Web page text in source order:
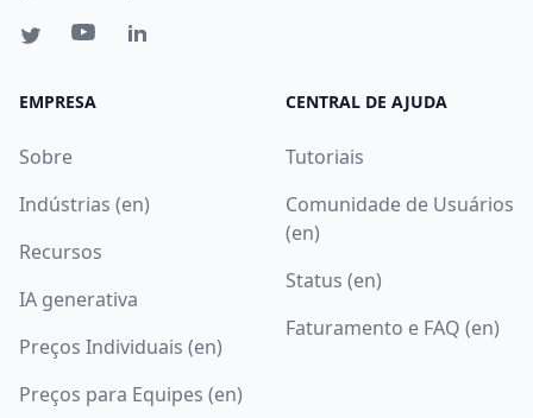
EMPRESA
Sobre
Indústrias (en)
Recursos
IA generativa
Preços Individuais (en)
Preços para Equipes (en)
CENTRAL DE AJUDA
Tutoriais
Comunidade de Usuários
(en)
Status (en)
Faturamento e FAQ (en)